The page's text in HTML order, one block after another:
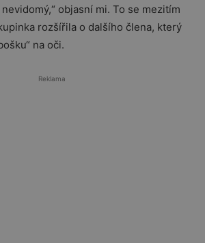
objasní mi. To se mezitím
rozšířila o dalšího člena, který
na oči.
Reklama